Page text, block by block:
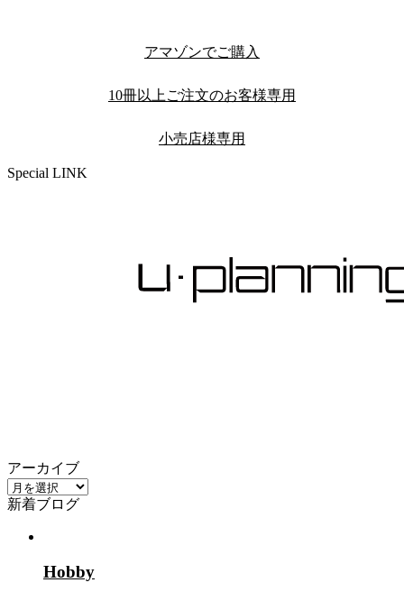
アマゾンでご購入
10冊以上ご注文のお客様専用
小売店様専用
Special LINK
アーカイブ
ア
ー
新着ブログ
Hobby